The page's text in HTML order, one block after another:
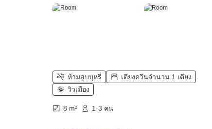
ห้ามสูบบุหรี่
เตียงควีนจำนวน 1 เตียง
วิวเมือง
8 m² 1-3 คน